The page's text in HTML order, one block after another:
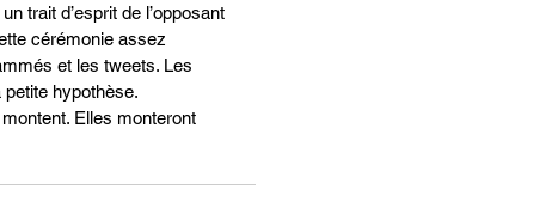
trait d’esprit de l’opposant
cérémonie assez
et les tweets. Les
petite hypothèse.
Elles monteront